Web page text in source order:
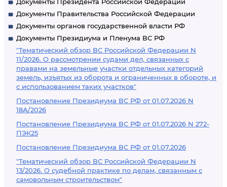
Документы Правительства Российской Федерации
Документы органов государственной власти РФ
Документы Президиума и Пленума ВС РФ
"Тематический обзор ВС Российской Федерации N
11/2026. О рассмотрении судами дел, связанных с
правами на земельные участки отдельных категорий
земель, изъятых из оборота и ограниченных в обороте, и
с использованием таких участков"
Постановление Президиума ВС РФ от 01.07.2026 N
18А/2026
Постановление Президиума ВС РФ от 01.07.2026 N 272-
ПЭК25
Постановление Президиума ВС РФ от 01.07.2026
"Тематический обзор ВС Российской Федерации N
13/2026. О судебной практике по делам, связанным с
самовольным строительством"